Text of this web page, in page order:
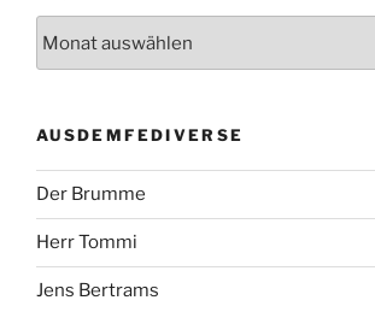
AUSDEMFEDIVERSE
Der Brumme
Herr Tommi
Jens Bertrams